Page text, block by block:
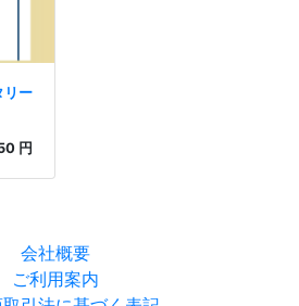
リー
円
会社概要
ご利用案内